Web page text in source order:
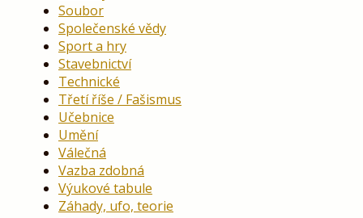
Soubor
Společenské vědy
Sport a hry
Stavebnictví
Technické
Třetí říše / Fašismus
Učebnice
Umění
Válečná
Vazba zdobná
Výukové tabule
Záhady, ufo, teorie